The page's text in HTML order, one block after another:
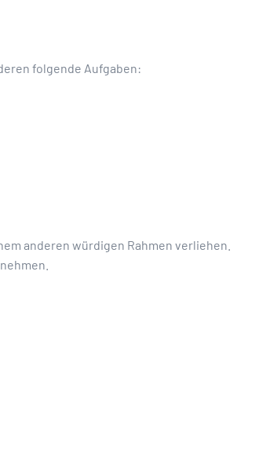
folgende Aufgaben:
anderen würdigen Rahmen verliehen.